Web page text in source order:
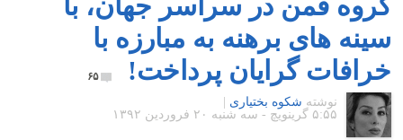
سینه های برهنه به مبارزه با
خرافات گرایان پرداخت!
۶۵
نوشته شکوه بختیاری
۵:۵۵ گرينويچ - سه شنبه ۲۰ فروردین ۱۳۹۲